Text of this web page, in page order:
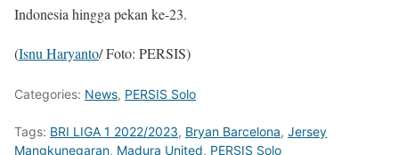
Indonesia hingga pekan ke-23.
(Isnu Haryanto/ Foto: PERSIS)
Categories: News, PERSIS Solo
Tags: BRI LIGA 1 2022/2023, Bryan Barcelona, Jersey
Mangkunegaran, Madura United, PERSIS Solo